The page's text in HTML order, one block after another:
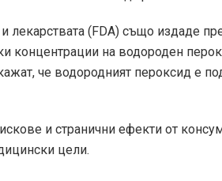
лекарствата (FDA) също издаде
концентрации на водороден
че водородният пероксид е
и странични ефекти от
цели.